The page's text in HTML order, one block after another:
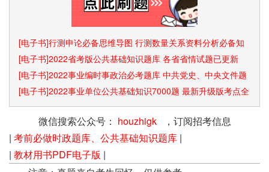
[电子书]行测申论必备思维导图 行测数量关系资料分析必备知
识点和速算技巧
[电子书]2022省考版公共基础知识题库 各省省情试题已更新
[电子书]2022事业编时事政治必考题库 中共党史、中央文件题
库已更新
[电子书]2022事业单位公共基础知识7000题 最新升级版考点全
覆盖
微信搜索公众号： houzhigk，订阅招考信息
| 考前必做时政题库、公共基础知识题库 |
| 教材用书PDF电子版 |